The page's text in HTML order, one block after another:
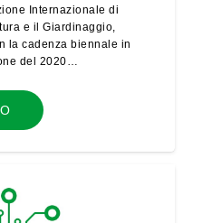
Internazionale di
e il Giardinaggio,
la cadenza biennale in
del 2020…